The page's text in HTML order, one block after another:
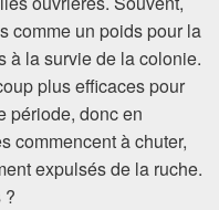
comme un poids pour la
à la survie de la colonie.
plus efficaces pour
période, donc en
commencent à chuter,
expulsés de la ruche.
?